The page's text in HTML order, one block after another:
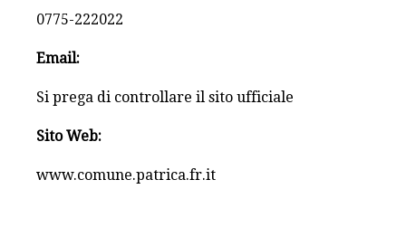
0775-222022
Email:
Si prega di controllare il sito ufficiale
Sito Web:
www.comune.patrica.fr.it